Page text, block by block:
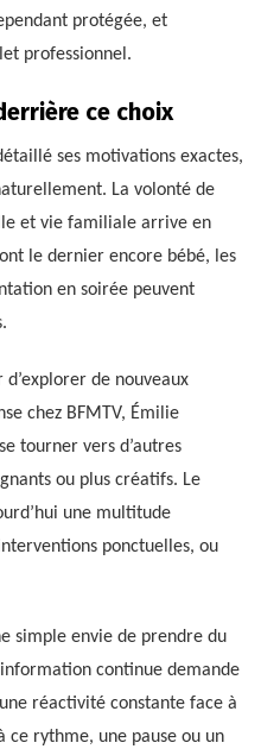
protégée, et
professionnel.
ce choix
ses motivations exactes,
La volonté de
et vie familiale arrive en
le dernier encore bébé, les
en soirée peuvent
de nouveaux
chez BFMTV, Émilie
tourner vers d’autres
ou plus créatifs. Le
une multitude
ponctuelles, ou
simple envie de prendre du
continue demande
réactivité constante face à
ce rythme, une pause ou un